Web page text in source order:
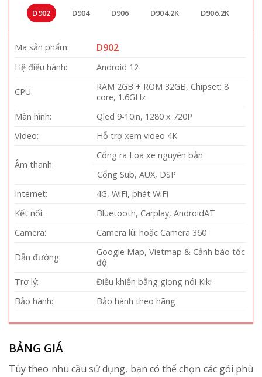
D902 D904 D906 D904.2K D906.2K
Mã sản phẩm: D902
Hệ điều hành: Android 12
CPU
RAM 2GB + ROM 32GB, Chipset: 8
core, 1.6GHz
Màn hình:
Qled 9-10in, 1280 x 720P
Video:
Hỗ trợ xem video 4K
Âm thanh:
Cổng ra Loa xe nguyên bản
Cổng Sub, AUX, DSP
Internet:
4G, WiFi, phát WiFi
Kết nối:
Bluetooth, Carplay, AndroidAT
Camera:
Camera lùi hoặc Camera 360
Dẫn đường:
Google Map, Vietmap & Cảnh báo tốc
độ
Trợ lý:
Điều khiển bằng giọng nói Kiki
Bảo hành:
Bảo hành theo hãng
BẢNG GIÁ
Tùy theo nhu cầu sử dụng, bạn có thể chọn các gói phù